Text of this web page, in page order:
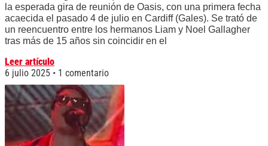
la esperada gira de reunión de Oasis, con una primera fecha
acaecida el pasado 4 de julio en Cardiff (Gales). Se trató de
un reencuentro entre los hermanos Liam y Noel Gallagher
tras más de 15 años sin coincidir en el
Leer artículo
6 julio 2025
1 comentario